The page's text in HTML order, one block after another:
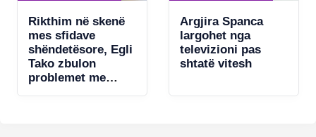
Rikthim në skenë
mes sfidave
shëndetësore, Egli
Tako zbulon
problemet me
Argjira Spanca
largohet nga
televizioni pas
shtatë vitesh